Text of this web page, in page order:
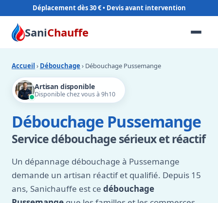
Déplacement dès 30 €
SaniChauffe
Accueil › Débouchage › Débouchage Pussemange
Artisan disponible
Disponible chez vous à 9h10
Débouchage Pussemange
Service débouchage sérieux et réactif
Un dépannage débouchage à Pussemange
demande un artisan réactif et qualifié. Depuis 15
ans, Sanichauffe est ce débouchage